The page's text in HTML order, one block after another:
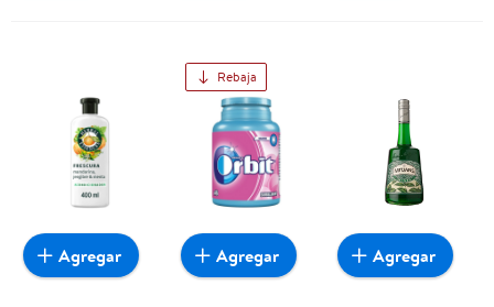
Agregar
Rebaja
Agregar Agregar